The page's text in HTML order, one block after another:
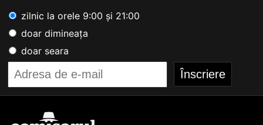
zilnic la orele 9:00 și 21:00
doar dimineața
doar seara